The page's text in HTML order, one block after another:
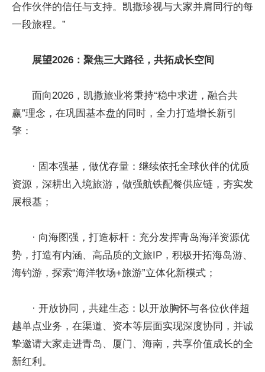
合作伙伴的信任与支持。凯撒珍视与大家并肩同行的每
一段旅程。”
展望2026：聚焦三大路径，共拓成长空间
面向2026，凯撒旅业将秉持“稳中求进，融合共
赢”理念，在巩固基本盘的同时，全力打造增长新引
擎：
· 固本强基，做优存量：继续依托全球伙伴的优质
资源，深耕出入境旅游，做强航铁配餐供应链，夯实发
展根基；
· 向海图强，打造标杆：充分发挥青岛海洋资源优
势，打造有内涵、高品质的文旅IP，积极开拓海岛游、
海钓游，探索“海洋牧场+旅游”立体化新模式；
· 开放协同，共建生态：以开放胸怀与各位伙伴超
越单点业务，在渠道、资本等层面实现深度协同，并诚
挚邀请大家走进青岛、厦门、海南，共享价值成长的全
新红利。